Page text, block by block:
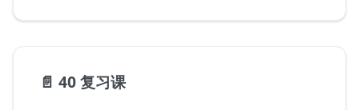
📄️ 40 复习课